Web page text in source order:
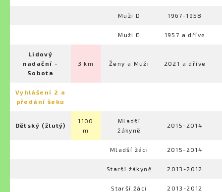
Muži D 1967-1958
Muži E 1957 a dříve
Lidový
nadační -
Sobota
3 km Ženy a Muži 2021 a dříve
Vyhlášení 2 a
předání šeku
Dětský (žlutý)
1100
m
Mladší
žákyně
2015-2014
Mladší žáci 2015-2014
Starší žákyně 2013-2012
Starší žáci 2013-2012